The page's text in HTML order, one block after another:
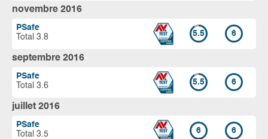
novembre 2016
PSafe
Total 3.8
5.5 6
septembre 2016
PSafe
Total 3.6
5.5 6
juillet 2016
PSafe
Total 3.5
6 6